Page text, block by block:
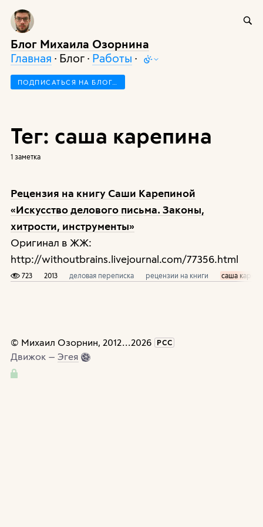
Блог Михаила Озорнина
Главная · Блог · Работы ·
ПОДПИСАТЬСЯ НА БЛОГ…
Тег: саша карепина
1 заметка
Рецензия на книгу Саши Карепиной
«Искусство делового письма. Законы,
хитрости, инструменты»
Оригинал в ЖЖ:
http://withoutbrains.livejournal.com/77356.html
723 2013 деловая переписка рецензии на книги саша
© Михаил Озорнин, 2012...2026 РСС
Движок — Эгея